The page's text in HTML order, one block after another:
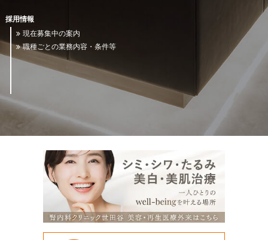
採用情報
現在募集中の案内
職種ごとの業務内容・条件等